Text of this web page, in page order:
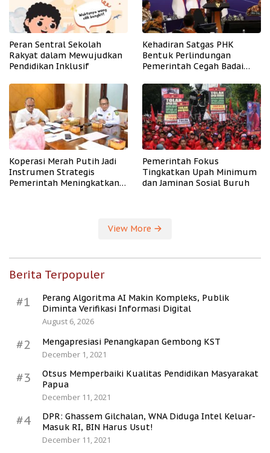
Peran Sentral Sekolah
Rakyat dalam Mewujudkan
Pendidikan Inklusif
Kehadiran Satgas PHK
Bentuk Perlindungan
Pemerintah Cegah Badai
Koperasi Merah Putih Jadi
Instrumen Strategis
Pemerintah Meningkatkan
Pemerintah Fokus
Tingkatkan Upah Minimum
dan Jaminan Sosial Buruh
View More
Berita Terpopuler
#1
Perang Algoritma AI Makin Kompleks, Publik
Diminta Verifikasi Informasi Digital
August 6, 2026
#2
Mengapresiasi Penangkapan Gembong KST
December 1, 2021
#3
Otsus Memperbaiki Kualitas Pendidikan Masyarakat
Papua
December 11, 2021
#4
DPR: Ghassem Gilchalan, WNA Diduga Intel Keluar-
Masuk RI, BIN Harus Usut!
December 11, 2021